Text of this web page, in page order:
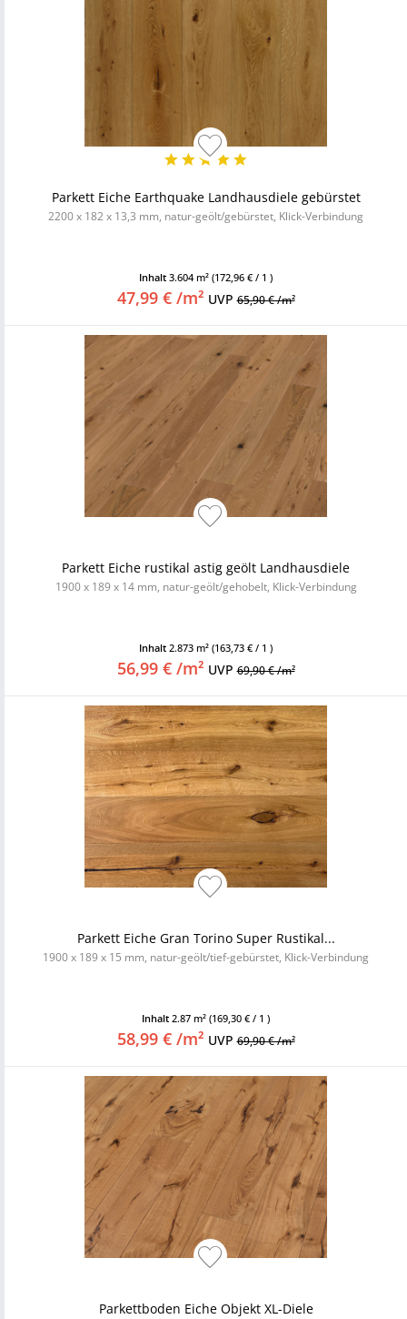
Parkett Eiche Earthquake Landhausdiele gebürstet
2200 x 182 x 13,3 mm, natur-geölt/gebürstet, Klick-Verbindung
Inhalt 3.604 m² (172,96 € / 1 )
47,99 € /m² UVP65,90 € /m²
Parkett Eiche rustikal astig geölt Landhausdiele
1900 x 189 x 14 mm, natur-geölt/gehobelt, Klick-Verbindung
Inhalt 2.873 m² (163,73 € / 1 )
56,99 € /m² UVP69,90 € /m²
Parkett Eiche Gran Torino Super Rustikal...
1900 x 189 x 15 mm, natur-geölt/tief-gebürstet, Klick-Verbindung
Inhalt 2.87 m² (169,30 € / 1 )
58,99 € /m² UVP69,90 € /m²
Parkettboden Eiche Objekt XL-Diele